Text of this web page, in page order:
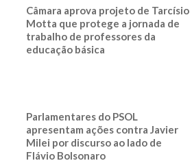
Câmara aprova projeto de Tarcísio
Motta que protege a jornada de
trabalho de professores da
educação básica
Parlamentares do PSOL
apresentam ações contra Javier
Milei por discurso ao lado de
Flávio Bolsonaro